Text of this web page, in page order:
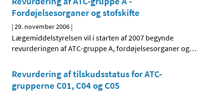
Fordøjelsesorganer og stofskifte
|29. november 2006 |
Lægemiddelstyrelsen vil i starten af 2007 begynde
revurderingen af ATC-gruppe A, fordøjelsesorganer og…
Revurdering af tilskudsstatus for ATC-
grupperne C01, C04 og C05